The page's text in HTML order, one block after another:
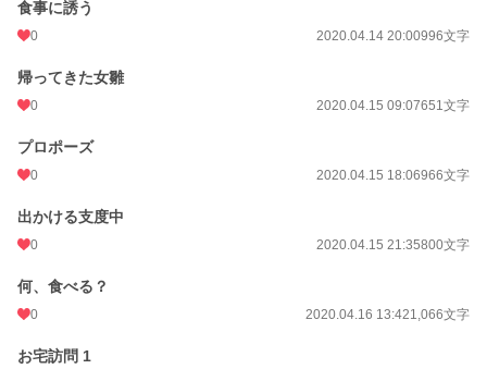
食事に誘う
0 2020.04.14 20:00996文字
帰ってきた女雛
0 2020.04.15 09:07651文字
プロポーズ
0 2020.04.15 18:06966文字
出かける支度中
0 2020.04.15 21:35800文字
何、食べる？
0 2020.04.16 13:421,066文字
お宅訪問 1